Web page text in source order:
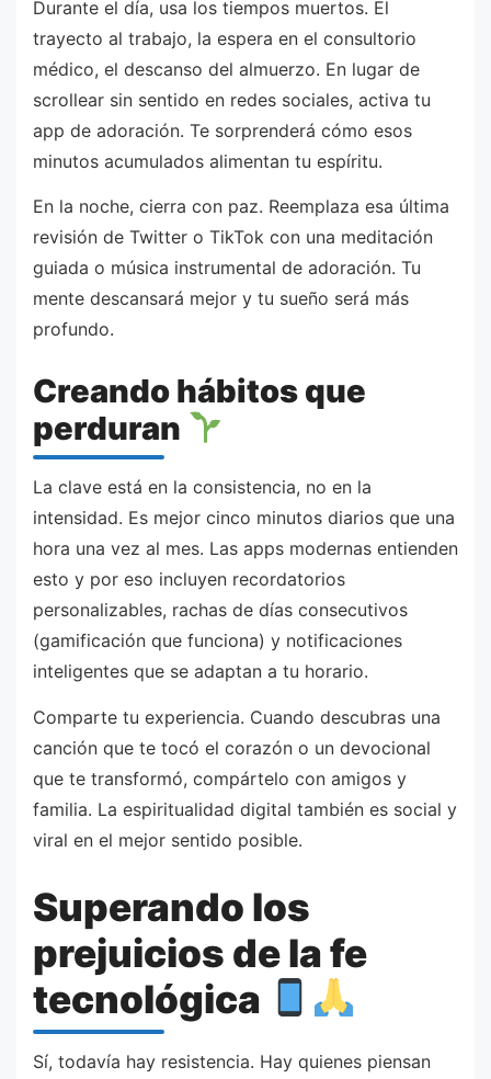
Durante el día, usa los tiempos muertos. El
trayecto al trabajo, la espera en el consultorio
médico, el descanso del almuerzo. En lugar de
scrollear sin sentido en redes sociales, activa tu
app de adoración. Te sorprenderá cómo esos
minutos acumulados alimentan tu espíritu.
En la noche, cierra con paz. Reemplaza esa última
revisión de Twitter o TikTok con una meditación
guiada o música instrumental de adoración. Tu
mente descansará mejor y tu sueño será más
profundo.
Creando hábitos que
perduran
La clave está en la consistencia, no en la
intensidad. Es mejor cinco minutos diarios que una
hora una vez al mes. Las apps modernas entienden
esto y por eso incluyen recordatorios
personalizables, rachas de días consecutivos
(gamificación que funciona) y notificaciones
inteligentes que se adaptan a tu horario.
Comparte tu experiencia. Cuando descubras una
canción que te tocó el corazón o un devocional
que te transformó, compártelo con amigos y
familia. La espiritualidad digital también es social y
viral en el mejor sentido posible.
Superando los
prejuicios de la fe
tecnológica
Sí, todavía hay resistencia. Hay quienes piensan